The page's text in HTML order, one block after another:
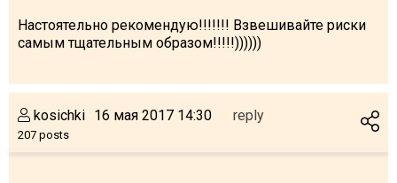
Настоятельно рекомендую!!!!!!! Взвешивайте риски
самым тщательным образом!!!!!))))))
kosichki
207 posts
16 мая 2017 14:30 reply